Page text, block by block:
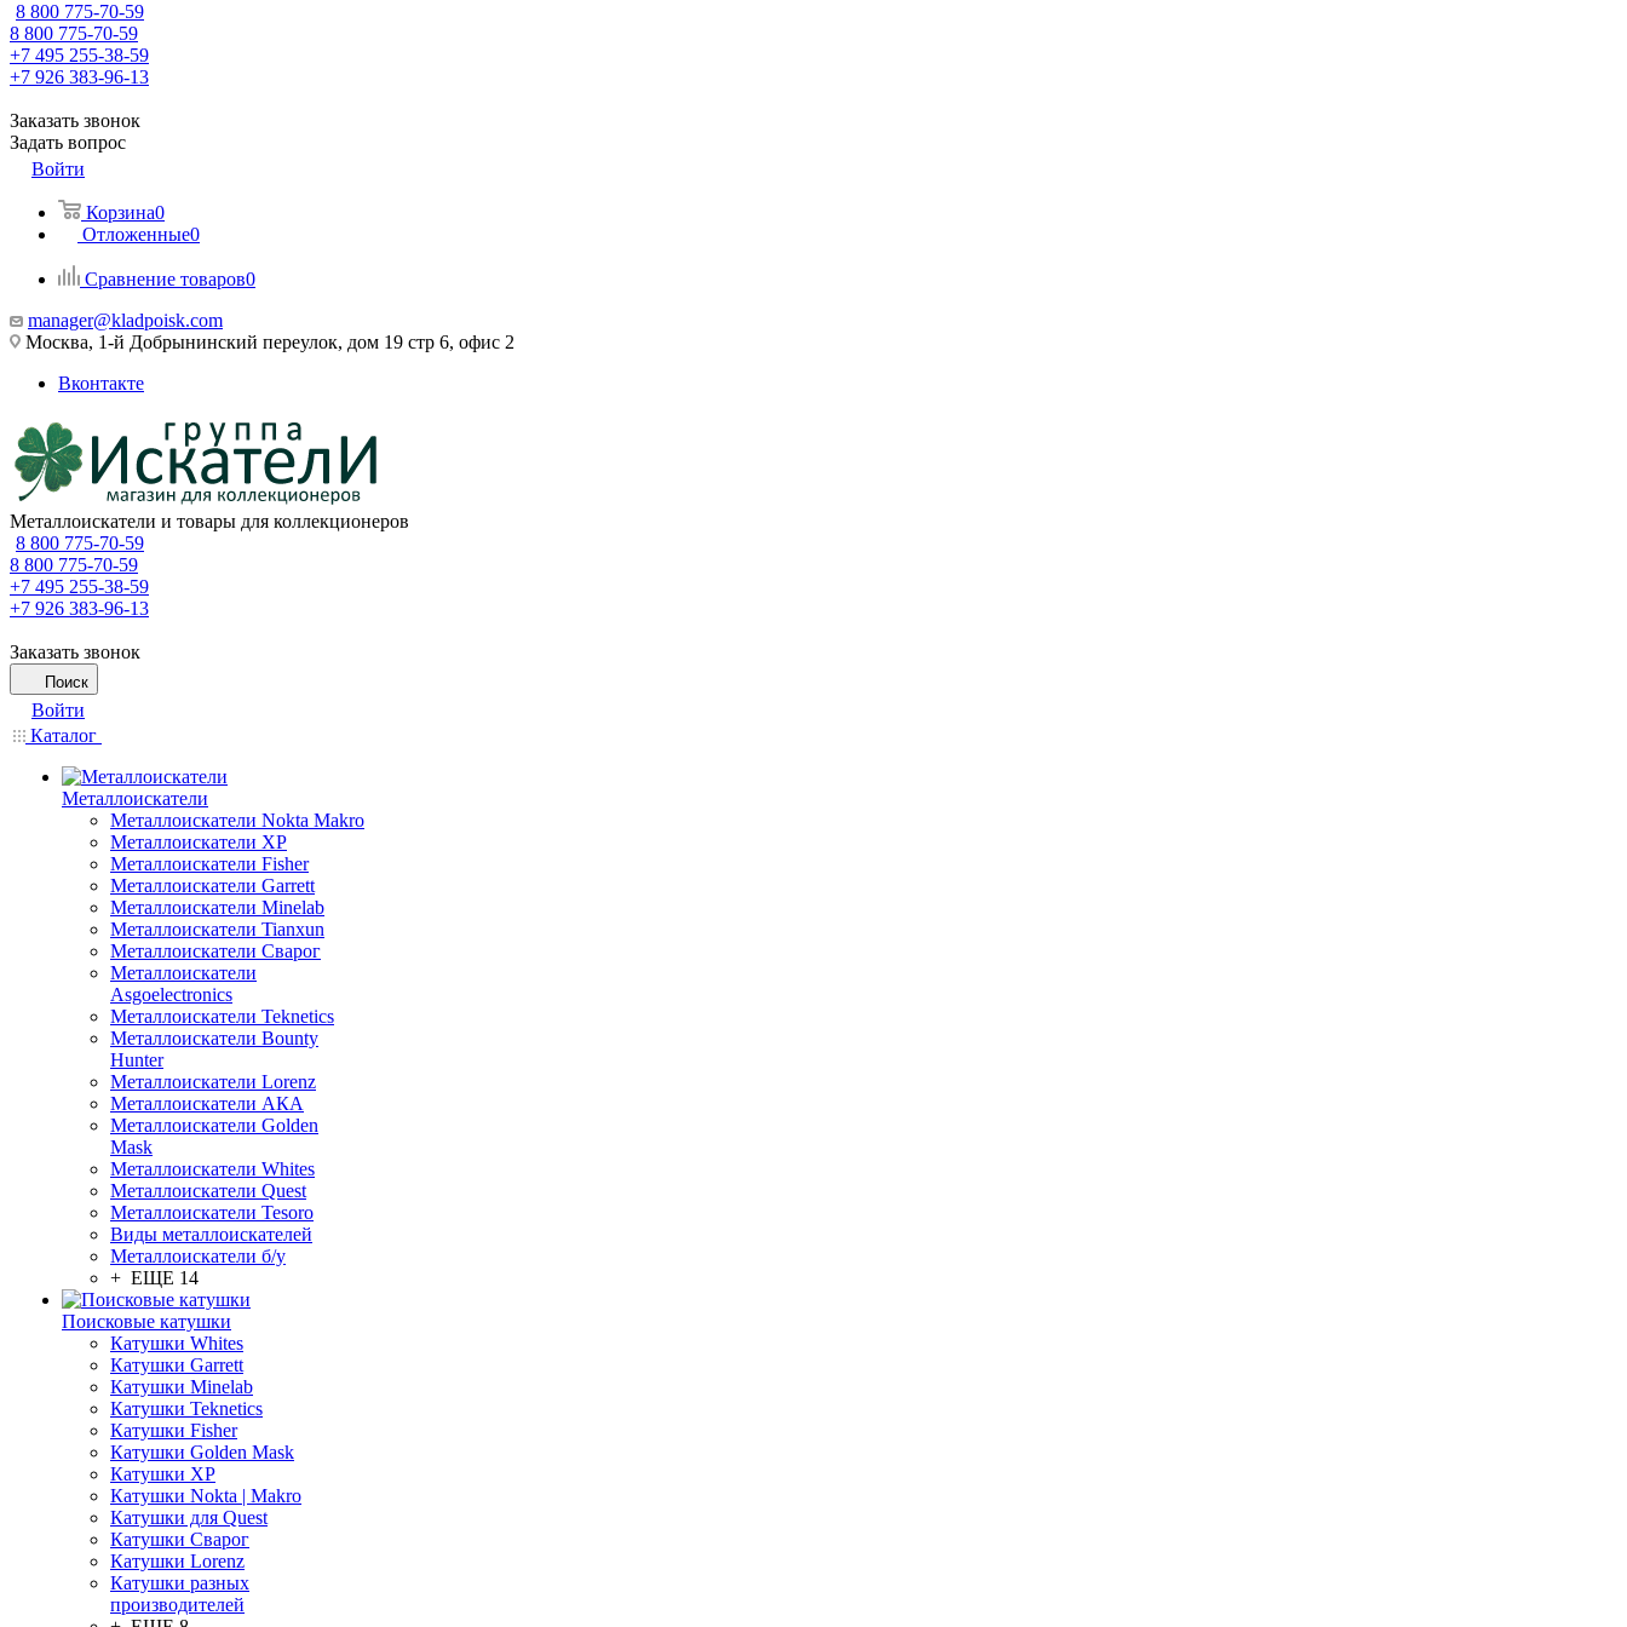
8 800 775-70-59
8 800 775-70-59
+7 495 255-38-59
+7 926 383-96-13
Заказать звонок
Задать вопрос
Войти
Корзина0
Отложенные0
Сравнение товаров0
manager@kladpoisk.com
Москва, 1-й Добрынинский переулок, дом 19 стр 6, офис 2
Вконтакте
Металлоискатели и товары для коллекционеров
8 800 775-70-59
8 800 775-70-59
+7 495 255-38-59
+7 926 383-96-13
Заказать звонок
Поиск
Войти
Каталог
Металлоискатели
Металлоискатели Nokta Makro
Металлоискатели XP
Металлоискатели Fisher
Металлоискатели Garrett
Металлоискатели Minelab
Металлоискатели Tianxun
Металлоискатели Сварог
Металлоискатели
Asgoelectronics
Металлоискатели Teknetics
Металлоискатели Bounty
Hunter
Металлоискатели Lorenz
Металлоискатели АКА
Металлоискатели Golden
Mask
Металлоискатели Whites
Металлоискатели Quest
Металлоискатели Tesoro
Виды металлоискателей
Металлоискатели б/у
+ ЕЩЕ 14
Поисковые катушки
Катушки Whites
Катушки Garrett
Катушки Minelab
Катушки Teknetics
Катушки Fisher
Катушки Golden Mask
Катушки XP
Катушки Nokta | Makro
Катушки для Quest
Катушки Сварог
Катушки Lorenz
Катушки разных
производителей